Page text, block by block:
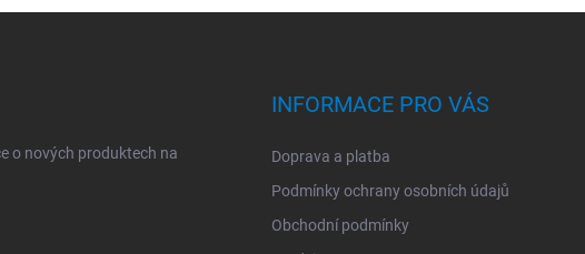
o nových produktech na
INFORMACE PRO VÁS
Doprava a platba
Podmínky ochrany osobních údajů
Obchodní podmínky